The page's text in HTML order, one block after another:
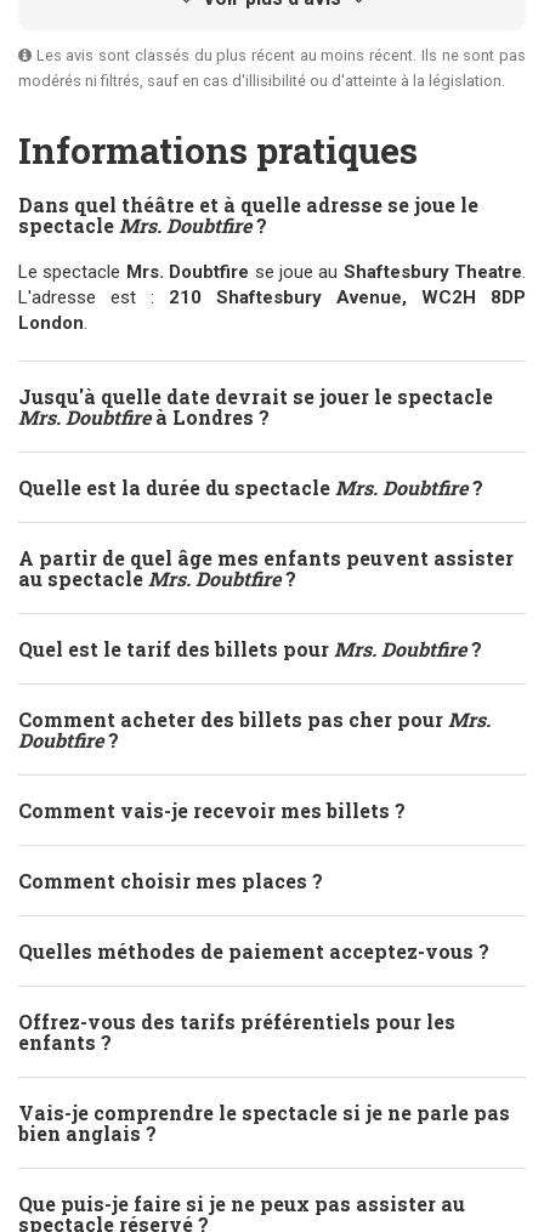
Les avis sont classés du plus récent au moins récent. Ils ne sont pas
modérés ni filtrés, sauf en cas d'illisibilité ou d'atteinte à la législation.
Informations pratiques
Dans quel théâtre et à quelle adresse se joue le
spectacle Mrs. Doubtfire?
Le spectacle Mrs. Doubtfire se joue au Shaftesbury Theatre.
L'adresse est : 210 Shaftesbury Avenue, WC2H 8DP
London.
Jusqu'à quelle date devrait se jouer le spectacle
Mrs. Doubtfireà Londres ?
Quelle est la durée du spectacle Mrs. Doubtfire?
A partir de quel âge mes enfants peuvent assister
au spectacle Mrs. Doubtfire?
Quel est le tarif des billets pour Mrs. Doubtfire?
Comment acheter des billets pas cher pour Mrs.
Doubtfire?
Comment vais-je recevoir mes billets ?
Comment choisir mes places ?
Quelles méthodes de paiement acceptez-vous ?
Offrez-vous des tarifs préférentiels pour les
enfants ?
Vais-je comprendre le spectacle si je ne parle pas
bien anglais ?
Que puis-je faire si je ne peux pas assister au
spectacle réservé ?